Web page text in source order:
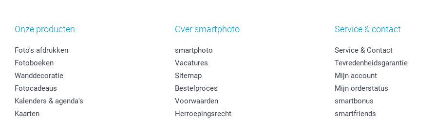
Onze producten
Foto's afdrukken
Fotoboeken
Wanddecoratie
Fotocadeaus
Kalenders & agenda's
Kaarten
Over smartphoto
smartphoto
Vacatures
Sitemap
Bestelproces
Voorwaarden
Herroepingsrecht
Service & contact
Service & Contact
Tevredenheidsgarantie
Mijn account
Mijn orderstatus
smartbonus
smartfriends